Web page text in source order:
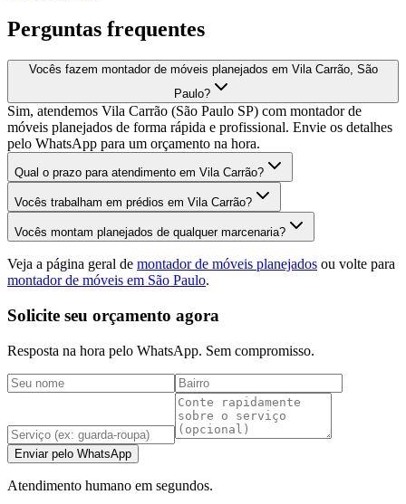
Perguntas frequentes
Vocês fazem montador de móveis planejados em Vila Carrão, São
Paulo?
Sim, atendemos Vila Carrão (São Paulo SP) com montador de
móveis planejados de forma rápida e profissional. Envie os detalhes
pelo WhatsApp para um orçamento na hora.
Qual o prazo para atendimento em Vila Carrão?
Vocês trabalham em prédios em Vila Carrão?
Vocês montam planejados de qualquer marcenaria?
Veja a página geral de montador de móveis planejados ou volte para
montador de móveis em São Paulo.
Solicite seu orçamento agora
Resposta na hora pelo WhatsApp. Sem compromisso.
Enviar pelo WhatsApp
Atendimento humano em segundos.